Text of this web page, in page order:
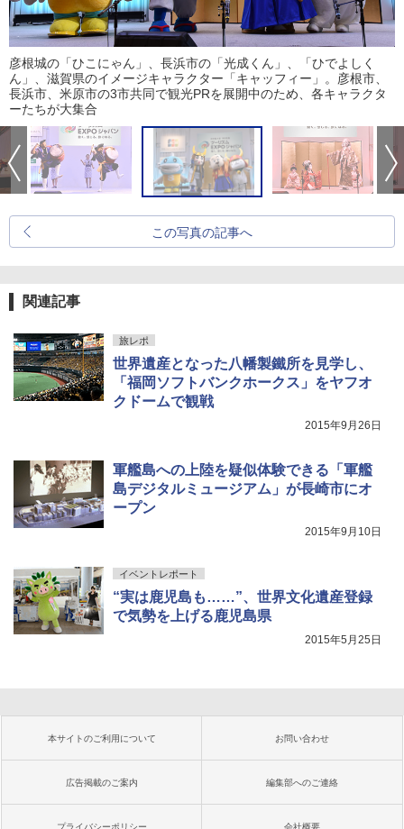
彦根城の「ひこにゃん」、長浜市の「光成くん」、「ひでよしく
ん」、滋賀県のイメージキャラクター「キャッフィー」。彦根市、
長浜市、米原市の3市共同で観光PRを展開中のため、各キャラクタ
ーたちが大集合
この写真の記事へ
関連記事
旅レポ
世界遺産となった八幡製鐵所を見学し、
「福岡ソフトバンクホークス」をヤフオ
クドームで観戦
2015年9月26日
軍艦島への上陸を疑似体験できる「軍艦
島デジタルミュージアム」が長崎市にオ
ープン
2015年9月10日
イベントレポート
“実は鹿児島も……”、世界文化遺産登録
で気勢を上げる鹿児島県
2015年5月25日
本サイトのご利用について お問い合わせ
広告掲載のご案内 編集部へのご連絡
プライバシーポリシー 会社概要